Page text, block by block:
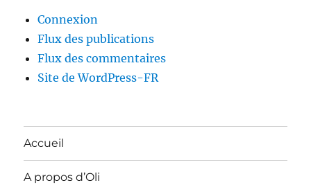
Connexion
Flux des publications
Flux des commentaires
Site de WordPress-FR
Accueil
A propos d’Oli